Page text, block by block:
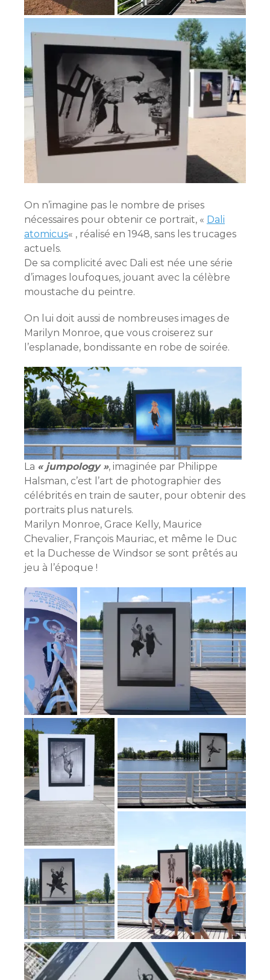
On n’imagine pas le nombre de prises
nécessaires pour obtenir ce portrait, « Dali
atomicus« , réalisé en 1948, sans les trucages
actuels.
De sa complicité avec Dali est née une série
d’images loufoques, jouant avec la célèbre
moustache du peintre.
On lui doit aussi de nombreuses images de
Marilyn Monroe, que vous croiserez sur
l’esplanade, bondissante en robe de soirée.
La « jumpology », imaginée par Philippe
Halsman, c’est l’art de photographier des
célébrités en train de sauter, pour obtenir des
portraits plus naturels.
Marilyn Monroe, Grace Kelly, Maurice
Chevalier, François Mauriac, et même le Duc
et la Duchesse de Windsor se sont prêtés au
jeu à l’époque !